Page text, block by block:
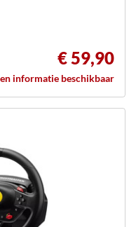
€ 59,90
informatie beschikbaar